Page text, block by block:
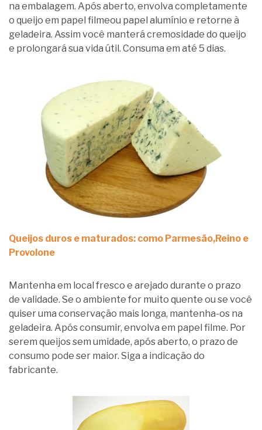
na embalagem. Após aberto, envolva completamente
o queijo em papel filmeou papel alumínio e retorne à
geladeira. Assim você manterá cremosidade do queijo
e prolongará sua vida útil. Consuma em até 5 dias.
Queijos duros e maturados: como Parmesão,Reino e
Provolone
Mantenha em local fresco e arejado durante o prazo
de validade. Se o ambiente for muito quente ou se você
quiser uma conservação mais longa, mantenha-os na
geladeira. Após consumir, envolva em papel filme. Por
serem queijos sem umidade, após aberto, o prazo de
consumo pode ser maior. Siga a indicação do
fabricante.